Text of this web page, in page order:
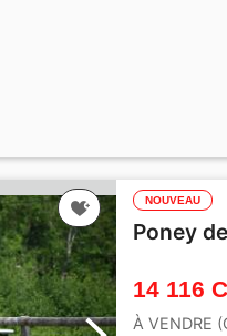
NOUVEAU
Poney
14 116
À VENDRE